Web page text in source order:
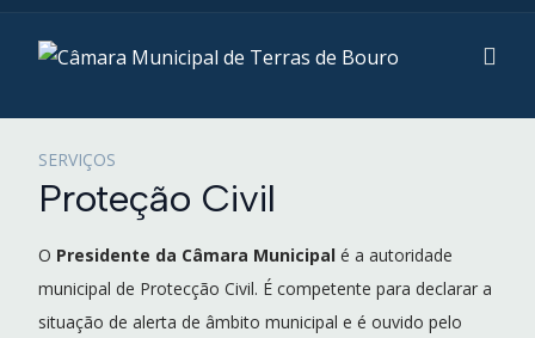
SERVIÇOS
Proteção Civil
O Presidente da Câmara Municipal é a autoridade
municipal de Protecção Civil. É competente para declarar a
situação de alerta de âmbito municipal e é ouvido pelo